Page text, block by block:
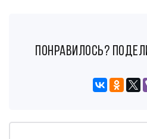
понравилось?